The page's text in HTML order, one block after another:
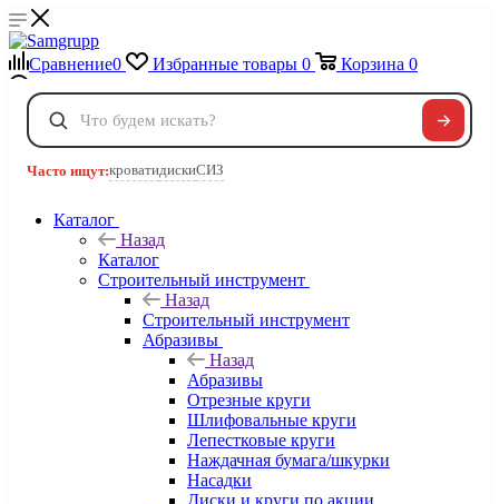
Сравнение0 Избранные товары 0 Корзина 0
Телефоны
8 800 222-40-09
Часто ищут:кроватидискиСИЗ
Каталог
Назад
Каталог
Строительный инструмент
Назад
Строительный инструмент
Абразивы
Назад
Абразивы
Отрезные круги
Шлифовальные круги
Лепестковые круги
Наждачная бумага/шкурки
Насадки
Диски и круги по акции